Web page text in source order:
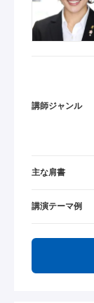
講師ジャンル
主な肩書
講演テーマ例